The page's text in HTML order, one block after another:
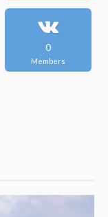
0
Members